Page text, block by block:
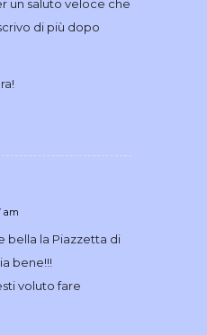
un saluto veloce che
di più dopo
am
bella la Piazzetta di
bene!!!
voluto fare